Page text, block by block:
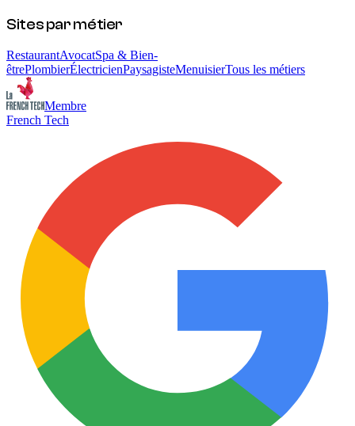
Sites par métier
RestaurantAvocatSpa & Bien-
êtrePlombierÉlectricienPaysagisteMenuisierTous les métiers
Membre
French Tech